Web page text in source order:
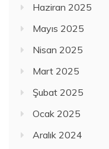
Haziran 2025
Mayıs 2025
Nisan 2025
Mart 2025
Şubat 2025
Ocak 2025
Aralık 2024